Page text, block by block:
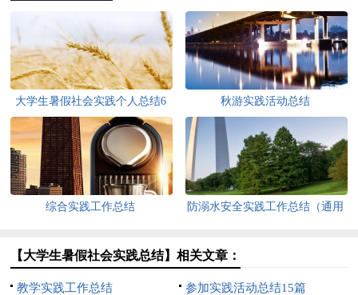
大学生暑假社会实践个人总结6
篇
秋游实践活动总结
综合实践工作总结
防溺水安全实践工作总结（通用
【大学生暑假社会实践总结】相关文章：
教学实践工作总结 参加实践活动总结15篇